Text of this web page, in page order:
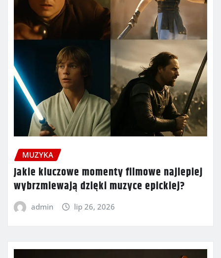
MUZYKA
Jakie kluczowe momenty filmowe najlepiej
wybrzmiewają dzięki muzyce epickiej?
admin lip 26, 2026